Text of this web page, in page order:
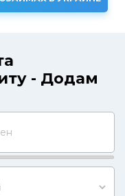
- Додам